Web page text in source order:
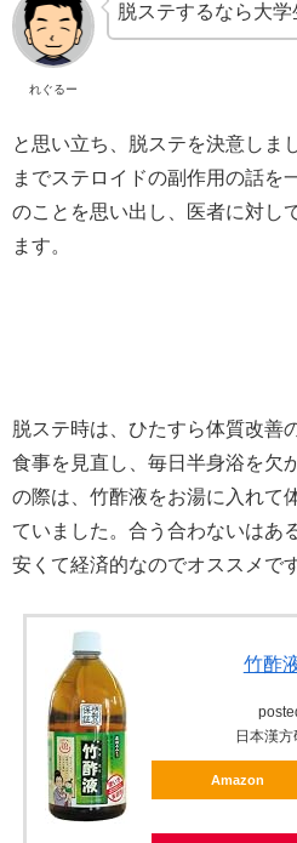
れぐるー
脱ステするなら大学
と思い立ち、脱ステを決意しま
までステロイドの副作用の話を
のことを思い出し、医者に対し
ます。
脱ステ時は、ひたすら体質改善
食事を見直し、毎日半身浴を欠
の際は、竹酢液をお湯に入れて
ていました。合う合わないはあ
安くて経済的なのでオススメです
竹酢
日本漢
Amazon